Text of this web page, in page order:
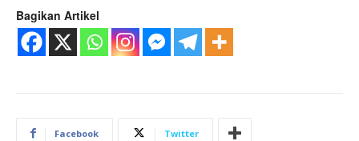
Bagikan Artikel
Facebook Twitter